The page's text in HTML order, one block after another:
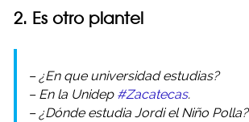
2. Es otro plantel
– ¿En que universidad estudias?
– En la Unidep #Zacatecas.
– ¿Dónde estudia Jordi el Niño Polla?